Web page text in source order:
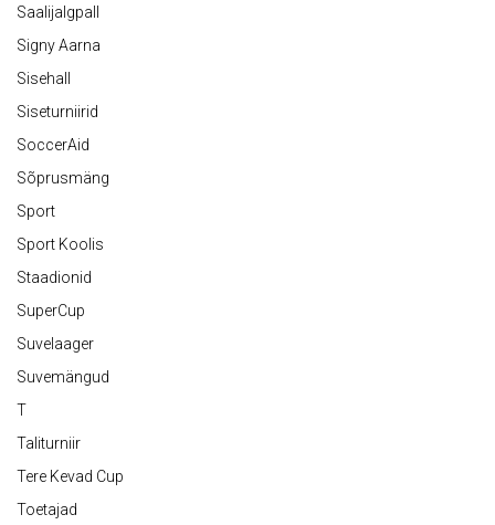
Saalijalgpall
Signy Aarna
Sisehall
Siseturniirid
SoccerAid
Sõprusmäng
Sport
Sport Koolis
Staadionid
SuperCup
Suvelaager
Suvemängud
T
Taliturniir
Tere Kevad Cup
Toetajad